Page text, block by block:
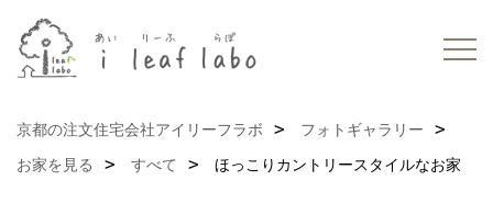
京都の注文住宅会社アイリーフラボ
フォトギャラリー
お家を見る
すべて ほっこりカントリースタイルなお家